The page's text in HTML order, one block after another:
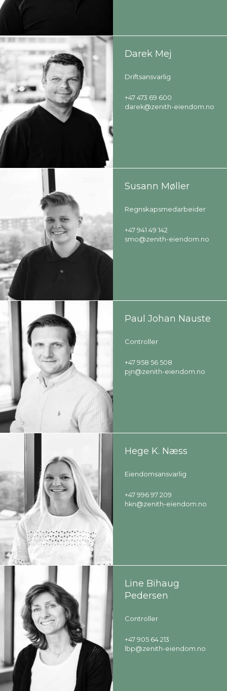
Darek Mej
Driftsansvarlig
+47 473 69 600
darek@zenith-eiendom.no
Susann Møller
Regnskapsmedarbeider
+47 941 49 142
smo@zenith-eiendom.no
Paul Johan Nauste
Controller
+47 958 56 508
pjn@zenith-eiendom.no
Hege K. Næss
Eiendomsansvarlig
+47 996 97 209
hkn@zenith-eiendom.no
Line Bihaug
Pedersen
Controller
+47 905 64 213
lbp@zenith-eiendom.no